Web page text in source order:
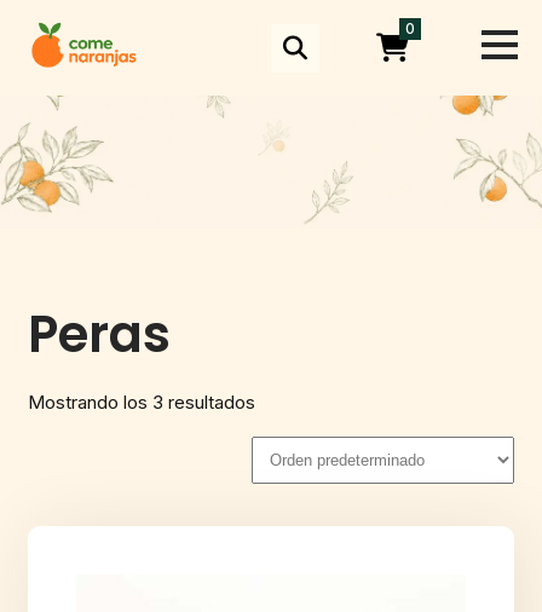
0
Peras
Mostrando los 3 resultados